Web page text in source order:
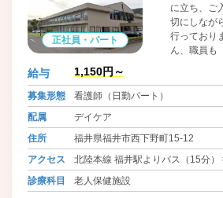
正社員・パート
に立ち、ご
切にしなが
行っており
ん、職員も
給与 1,150円～
募集形態
看護師（日勤パート）
配属
デイケア
住所
福井県福井市西下野町15-12
アクセス
北陸本線 福井駅よりバス（15分）
診療科目
老人保健施設